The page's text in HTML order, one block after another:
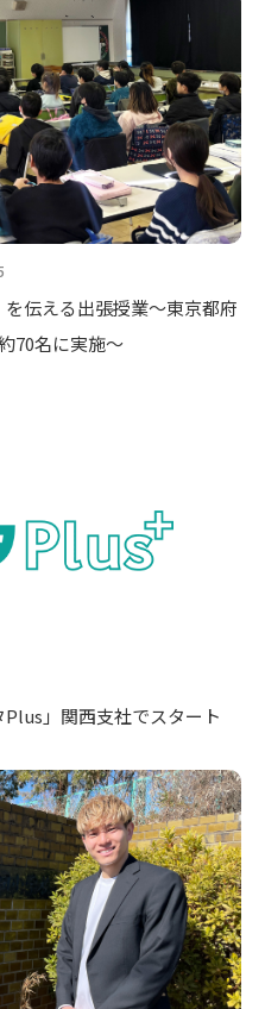
伝える出張授業～東京都府
70名に実施～
」関西支社でスタート